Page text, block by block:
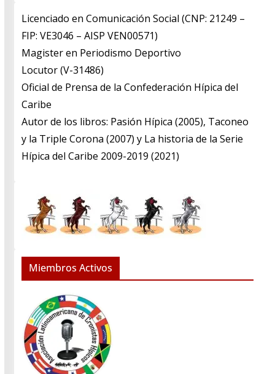
Licenciado en Comunicación Social (CNP: 21249 –
FIP: VE3046 – AISP VEN00571)
​Magister en Periodismo Deportivo
​Locutor (V-31486)
​Oficial de Prensa de la Confederación Hípica del
Caribe
​Autor de los libros: Pasión Hípica (2005), Taconeo
y la Triple Corona (2007) y La historia de la Serie
Hípica del Caribe 2009-2019 (2021)
Miembros Activos